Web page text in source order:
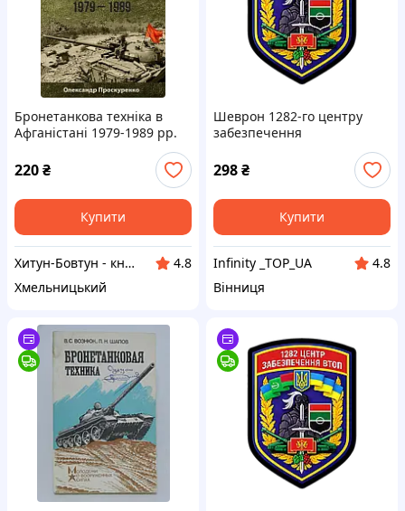
Бронетанкова техніка в
Афганістані 1979-1989 рр.
220₴
Купити
Хитун-Бовтун - книги та вініл
4.8
Хмельницький
Шеврон 1282-го центру
забезпечення
бронетанковим озброєнням
та технікою ЗСУ на липучці
298₴
Купити
Infinity _TOP_UA
4.8
Вінниця